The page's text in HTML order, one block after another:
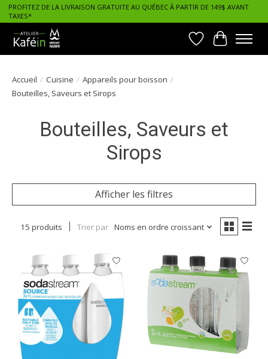
PROFITEZ DE LA LIVRAISON GRATUITE AU QUÉBEC À PARTIR DE 149$ AVANT
TAXES*
Liste dePanier
Accueil / Cuisine / Appareils pour boisson /
Bouteilles, Saveurs et Sirops
Bouteilles, Saveurs et
Sirops
Afficher les filtres
15 produits Trier par Noms en ordre croissant